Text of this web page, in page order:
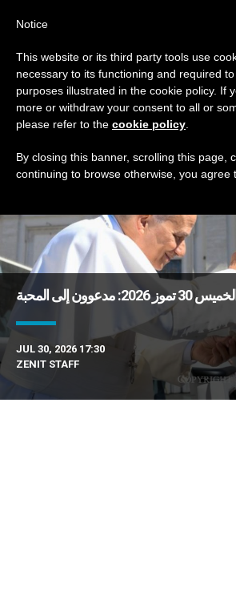
TAG
DERNIÈRES NOUVELLES
إلى المحبة
JUL 30, 2026 17:30
ZENIT STAFF
Notice
This website or its third party tools use
necessary to its functioning and required
purposes illustrated in the cookie policy. If
more or withdraw your consent to all or
please refer to the cookie policy
By closing this banner, scrolling this page,
continuing to browse otherwise, you agree